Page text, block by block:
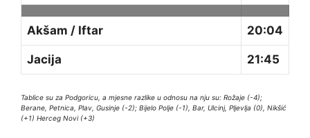
Akšam / Iftar 20:04
Jacija 21:45
Tablice su za Podgoricu, a mjesne razlike u odnosu na nju su: Rožaje (-4);
Berane, Petnica, Plav, Gusinje (-2); Bijelo Polje (-1), Bar, Ulcinj, Pljevlja (0), Nikšić
(+1) Herceg Novi (+3)